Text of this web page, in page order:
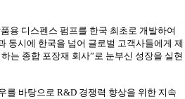
용 디스펜스 펌프를 한국 최초로 개발하여
동시에 한국을 넘어 글로벌 고객사들에게 제
는 종합 포장재 회사”로 눈부신 성장을 실현
를 바탕으로 R&D 경쟁력 향상을 위한 지속